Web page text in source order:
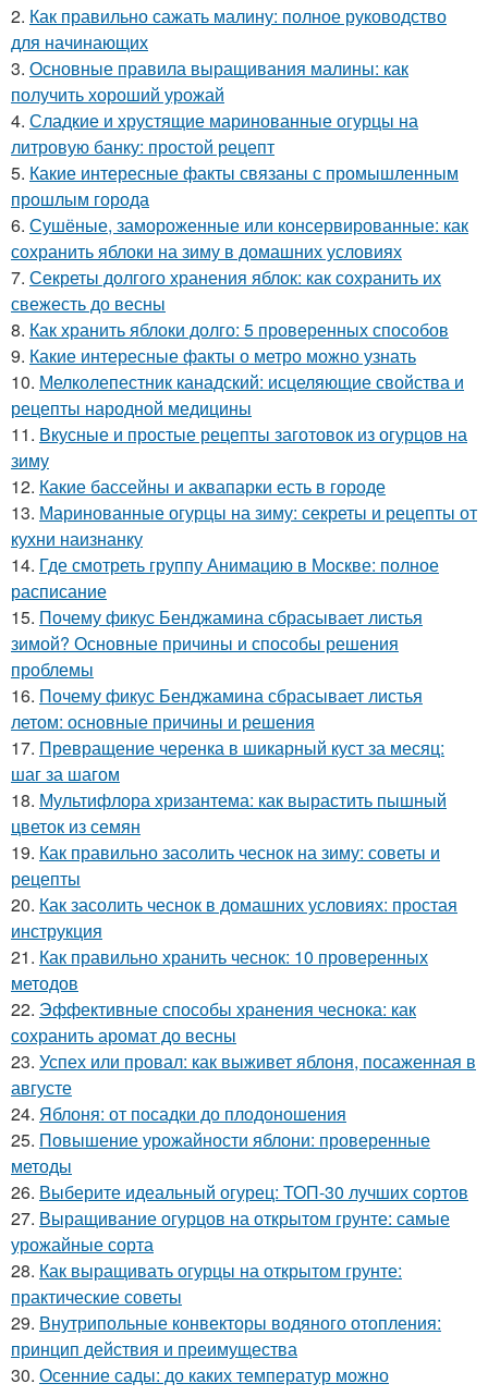
2. Как правильно сажать малину: полное руководство
для начинающих
3. Основные правила выращивания малины: как
получить хороший урожай
4. Сладкие и хрустящие маринованные огурцы на
литровую банку: простой рецепт
5. Какие интересные факты связаны с промышленным
прошлым города
6. Сушёные, замороженные или консервированные: как
сохранить яблоки на зиму в домашних условиях
7. Секреты долгого хранения яблок: как сохранить их
свежесть до весны
8. Как хранить яблоки долго: 5 проверенных способов
9. Какие интересные факты о метро можно узнать
10. Мелколепестник канадский: исцеляющие свойства и
рецепты народной медицины
11. Вкусные и простые рецепты заготовок из огурцов на
зиму
12. Какие бассейны и аквапарки есть в городе
13. Маринованные огурцы на зиму: секреты и рецепты от
кухни наизнанку
14. Где смотреть группу Анимацию в Москве: полное
расписание
15. Почему фикус Бенджамина сбрасывает листья
зимой? Основные причины и способы решения
проблемы
16. Почему фикус Бенджамина сбрасывает листья
летом: основные причины и решения
17. Превращение черенка в шикарный куст за месяц:
шаг за шагом
18. Мультифлора хризантема: как вырастить пышный
цветок из семян
19. Как правильно засолить чеснок на зиму: советы и
рецепты
20. Как засолить чеснок в домашних условиях: простая
инструкция
21. Как правильно хранить чеснок: 10 проверенных
методов
22. Эффективные способы хранения чеснока: как
сохранить аромат до весны
23. Успех или провал: как выживет яблоня, посаженная в
августе
24. Яблоня: от посадки до плодоношения
25. Повышение урожайности яблони: проверенные
методы
26. Выберите идеальный огурец: ТОП-30 лучших сортов
27. Выращивание огурцов на открытом грунте: самые
урожайные сорта
28. Как выращивать огурцы на открытом грунте:
практические советы
29. Внутрипольные конвекторы водяного отопления:
принцип действия и преимущества
30. Осенние сады: до каких температур можно